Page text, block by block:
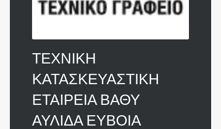
ΤΕΧΝΙΚΗ
ΚΑΤΑΣΚΕΥΑΣΤΙΚΗ
ΕΤΑΙΡΕΙΑ ΒΑΘΥ
ΑΥΛΙΔΑ ΕΥΒΟΙΑ